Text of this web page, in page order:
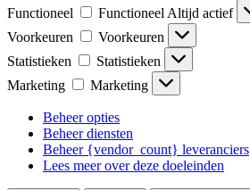
Functioneel
Functioneel Altijd actief
Voorkeuren
Voorkeuren
Statistieken
Statistieken
Marketing
Marketing
Beheer opties
Beheer diensten
Beheer {vendor_count} leveranciers
Lees meer over deze doeleinden